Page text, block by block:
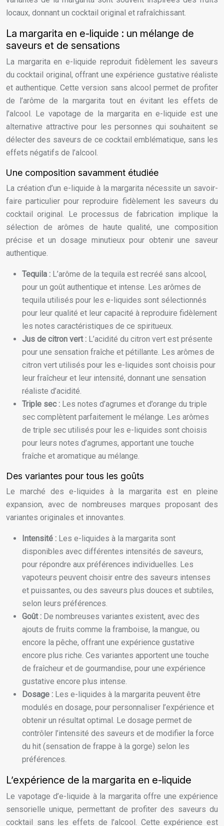
locaux, donnant un cocktail original et rafraîchissant.
La margarita en e-liquide : un mélange de
saveurs et de sensations
La margarita en e-liquide reproduit fidèlement les saveurs
du cocktail original, offrant une expérience gustative réaliste
et authentique. Cette version sans alcool permet de profiter
de l’arôme de la margarita tout en évitant les effets de
l’alcool. Le vapotage de la margarita en e-liquide est une
alternative attractive pour les personnes qui souhaitent se
délecter des saveurs de ce cocktail emblématique, sans les
effets négatifs de l’alcool.
Une composition savamment étudiée
La création d’un e-liquide à la margarita nécessite un savoir-
faire particulier pour reproduire fidèlement les saveurs du
cocktail original. Le processus de fabrication implique la
sélection de arômes de haute qualité, une composition
précise et un dosage minutieux pour obtenir une saveur
authentique.
Tequila : L’arôme de la tequila est recréé sans alcool,
pour un goût authentique et intense. Les arômes de
tequila utilisés pour les e-liquides sont sélectionnés
pour leur qualité et leur capacité à reproduire fidèlement
les notes caractéristiques de ce spiritueux.
Jus de citron vert : L’acidité du citron vert est présente
pour une sensation fraîche et pétillante. Les arômes de
citron vert utilisés pour les e-liquides sont choisis pour
leur fraîcheur et leur intensité, donnant une sensation
réaliste d’acidité.
Triple sec : Les notes d’agrumes et d’orange du triple
sec complètent parfaitement le mélange. Les arômes
de triple sec utilisés pour les e-liquides sont choisis
pour leurs notes d’agrumes, apportant une touche
fraîche et aromatique au mélange.
Des variantes pour tous les goûts
Le marché des e-liquides à la margarita est en pleine
expansion, avec de nombreuses marques proposant des
variantes originales et innovantes.
Intensité : Les e-liquides à la margarita sont
disponibles avec différentes intensités de saveurs,
pour répondre aux préférences individuelles. Les
vapoteurs peuvent choisir entre des saveurs intenses
et puissantes, ou des saveurs plus douces et subtiles,
selon leurs préférences.
Goût : De nombreuses variantes existent, avec des
ajouts de fruits comme la framboise, la mangue, ou
encore la pêche, offrant une expérience gustative
encore plus riche. Ces variantes apportent une touche
de fraîcheur et de gourmandise, pour une expérience
gustative encore plus intense.
Dosage : Les e-liquides à la margarita peuvent être
modulés en dosage, pour personnaliser l’expérience et
obtenir un résultat optimal. Le dosage permet de
contrôler l’intensité des saveurs et de modifier la force
du hit (sensation de frappe à la gorge) selon les
préférences.
L’expérience de la margarita en e-liquide
Le vapotage d’e-liquide à la margarita offre une expérience
sensorielle unique, permettant de profiter des saveurs du
cocktail sans les effets de l’alcool. Cette expérience est